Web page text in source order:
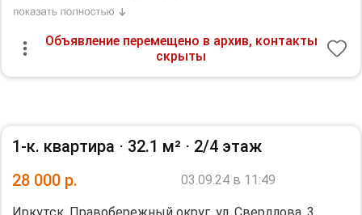
доступности сквер Кирова, бульвар Гагарина,
проживание двух человек. на сообщения не отвечаю,
звоните.
Дополнительная информация:
Объявление перемещено в архив, контакты
скрыты
1-к. квартира ⋅ 32.1 м² ⋅ 2/4 этаж
28 000 р. 03.09.24 в 11:49